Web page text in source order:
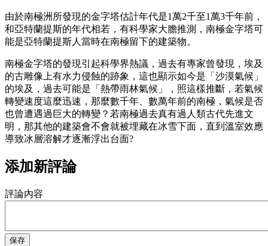
由於南極洲所發現的金字塔估計年代是1萬2千至1萬3千年前，
和亞特蘭提斯的年代相若，有科學家大膽推測，南極金字塔可
能是亞特蘭提斯人當時在南極留下的建築物。
南極金字塔的發現引起科學界熱議，過去有專家曾發現，埃及
的古雕像上有水力侵蝕的跡象，這也顯示如今是「沙漠氣候」
的埃及，過去可能是「熱帶雨林氣候」，照這樣推斷，若氣候
轉變速度這麼迅速，那麼數千年、數萬年前的南極，氣候是否
也曾遭遇過巨大的轉變？若南極過去真有過人類古代先進文
明，那其他的建築會不會就被埋藏在冰雪下面，直到溫室效應
導致冰層溶解才逐漸浮出台面?
添加新評論
評論內容
保存